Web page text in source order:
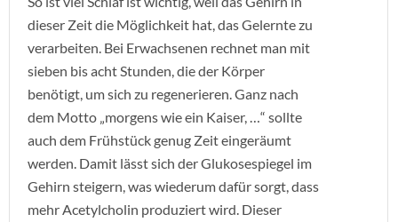
dieser Zeit die Möglichkeit hat, das Gelernte zu
verarbeiten. Bei Erwachsenen rechnet man mit
sieben bis acht Stunden, die der Körper
benötigt, um sich zu regenerieren. Ganz nach
dem Motto „morgens wie ein Kaiser, …“ sollte
auch dem Frühstück genug Zeit eingeräumt
werden. Damit lässt sich der Glukosespiegel im
Gehirn steigern, was wiederum dafür sorgt, dass
mehr Acetylcholin produziert wird. Dieser